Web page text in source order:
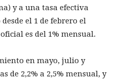
y a una tasa efectiva
el 1 de febrero el
es del 1% mensual.
en mayo, julio y
de 2,2% a 2,5% mensual, y